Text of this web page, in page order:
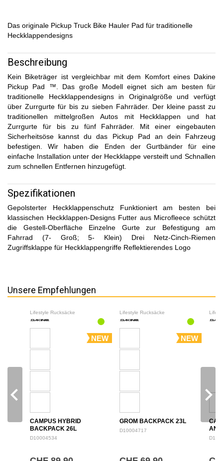
Das originale Pickup Truck Bike Hauler Pad für traditionelle
Heckklappendesigns
Beschreibung
Kein Biketräger ist vergleichbar mit dem Komfort eines Dakine
Pickup Pad ™. Das große Modell eignet sich am besten für
traditionelle Heckklappendesigns in Originalgröße und verfügt
über Zurrgurte für bis zu sieben Fahrräder. Der kleine passt zu
traditionellen mittelgroßen Autos mit Heckklappen und hat
Zurrgurte für bis zu fünf Fahrräder. Mit einer eingebauten
Sicherheitsöse kannst du das Pickup Pad an dein Fahrzeug
befestigen. Wir haben die Enden der Gurtbänder für eine
einfache Installation unter der Heckklappe versteift und Schnallen
zum schnellen Entfernen hinzugefügt.
Spezifikationen
Gepolsterter Heckklappenschutz Funktioniert am besten bei
klassischen Heckklappen-Designs Futter aus Microfleece schützt
die Gestell-Oberfläche Einzelne Gurte zur Befestigung am
Fahrrad (7- Groß; 5- Klein) Drei Netz-Cinch-Riemen
Zugriffsklappe für Heckklappengriffe Reflektierendes Logo
Unsere Empfehlungen
Lifestyle Rucksäcke
NEW
CAMPUS HYBRID
BACKPACK 26L
D10004534
Lifestyle Rucksäcke
NEW
GROM BACKPACK 23L
D10004717
navigate_before navigate_next